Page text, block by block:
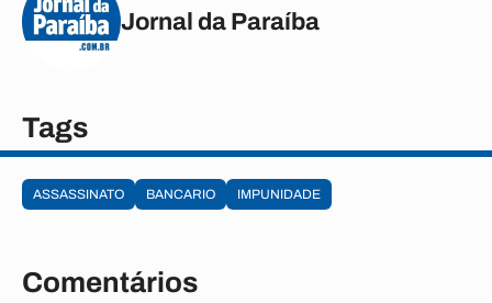
Jornal da Paraíba
Tags
ASSASSINATO BANCARIO IMPUNIDADE
Comentários